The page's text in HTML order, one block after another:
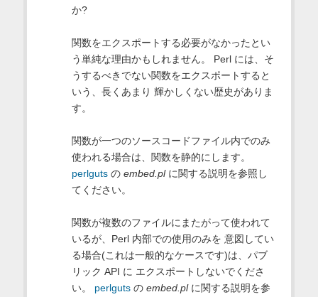
か?
関数をエクスポートする必要がなかったとい
う単純な理由かもしれません。 Perl には、そ
うするべきでない関数をエクスポートすると
いう、長くあまり 輝かしくない歴史がありま
す。
関数が一つのソースコードファイル内でのみ
使われる場合は、関数を静的にします。
perlgutsの embed.plに関する説明を参照し
てください。
関数が複数のファイルにまたがって使われて
いるが、Perl 内部での使用のみを 意図してい
る場合(これは一般的なケースです)は、パブ
リック API に エクスポートしないでくださ
い。 perlgutsの embed.plに関する説明を参